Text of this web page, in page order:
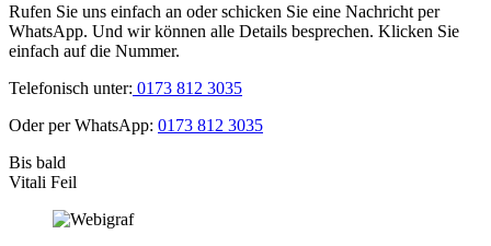
Rufen Sie uns einfach an oder schicken Sie eine Nachricht per
WhatsApp. Und wir können alle Details besprechen. Klicken Sie
einfach auf die Nummer.
Telefonisch unter: 0173 812 3035
Oder per WhatsApp: 0173 812 3035
Bis bald
Vitali Feil